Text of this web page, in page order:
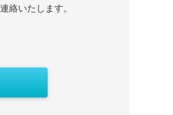
絡いたします。